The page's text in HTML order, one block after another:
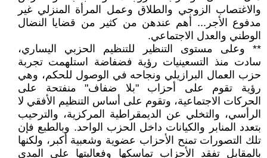
والاغتصاب الزوجي والطلاق وعمل المرأة المنزلي غير
مدفوع الأجر... أهم عندهن من كثير من قضايا النضال
الوطني والعدل الاجتماعي.
** وعلى مستوى التنظير للتنظيم الحزبي اليساري،
سادت منذ التسعينيات رؤية فضفاضة استلهمت تجربة
حزب العمال البرازيلي ونجاحه في الوصول للحكم، وهي
رؤية تقوم على أحزاب "بلا ضفاف" منفتحة على
الحركات الاجتماعية، وتقوم على أساس التنظيم الأفقي لا
الرأسي، والتخلي عن الديمقراطية المركزية، والترحيب
بتعدد المنابر والكيانات داخل الحزب الواحد. وبالطبع فإن
تلك التصورات تمنح الأحزاب عضوية وشعبية أكبر، ولكنها
بالمقابل تفقد الأحزاب تماسكها وفعاليتها على المدى